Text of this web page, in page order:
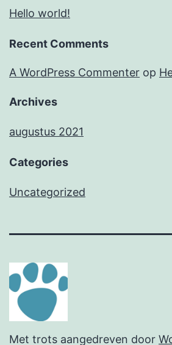
Hello world!
Recent Comments
A WordPress Commenter op
Archives
augustus 2021
Categories
Uncategorized
Met trots aangedreven door